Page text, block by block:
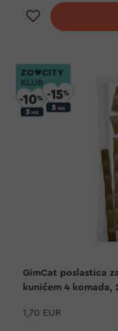
Dodaj
GimCat poslastica
kunićem 4 komada,
1,70 EUR